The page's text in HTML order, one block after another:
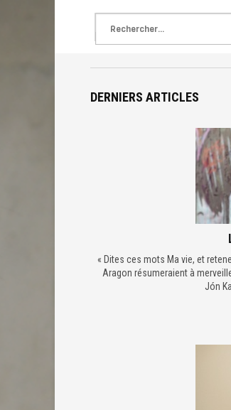
DERNIERS ARTICLES
« Dites ces mots Ma vie, et
Aragon résumeraient à
Jón